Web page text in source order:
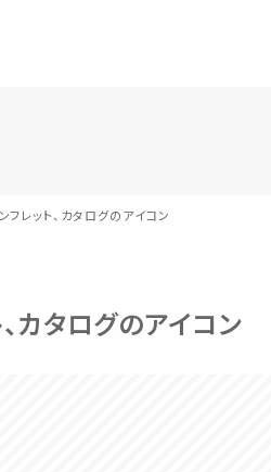
フレット、カタログのアイコン
カタログのアイコン